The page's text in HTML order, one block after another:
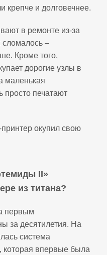
крепче и долговечнее.
в ремонте из‑за
сломалось –
Кроме того,
дорогие узлы в
маленькая
просто печатают
окупил свою
II»
из титана?
первым
за десятилетия. На
система
которая впервые была